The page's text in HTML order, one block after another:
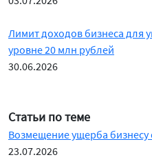
Лимит доходов бизнеса для
уровне 20 млн рублей
30.06.2026
Статьи по теме
Возмещение ущерба бизнесу
23.07.2026